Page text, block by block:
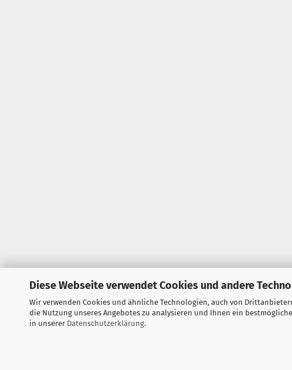
Diese Webseite verwendet Cookies und andere
Wir verwenden Cookies und ähnliche Technologien, auch von
die Nutzung unseres Angebotes zu analysieren und Ihnen ein
in unserer Datenschutzerklärung.